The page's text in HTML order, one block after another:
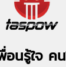
อนรู้ใจ ค